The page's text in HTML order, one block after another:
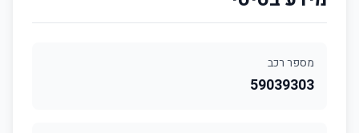
מספר רכב
59039303